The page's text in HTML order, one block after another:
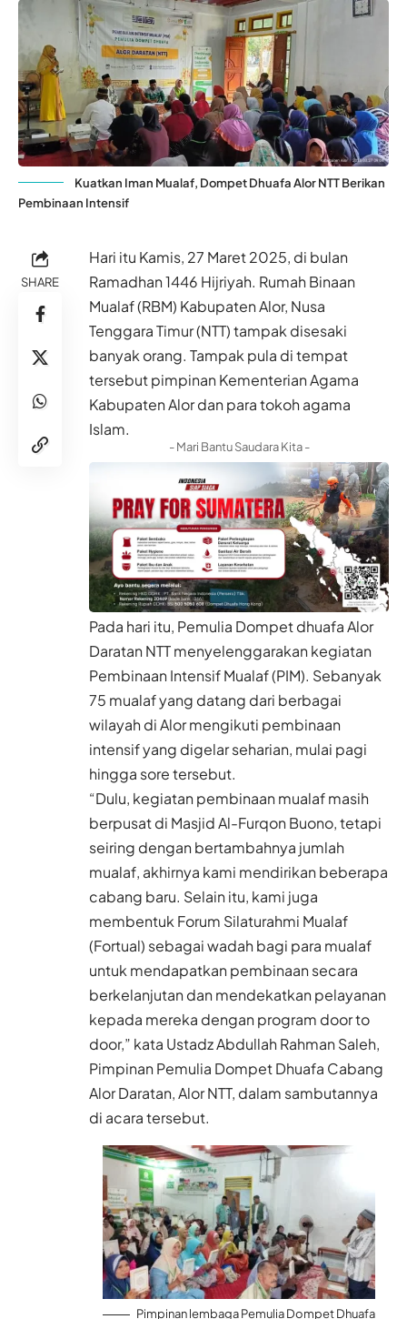
Kuatkan Iman Mualaf, Dompet Dhuafa Alor NTT Berikan
Pembinaan Intensif
SHARE
Hari itu Kamis, 27 Maret 2025, di bulan
Ramadhan 1446 Hijriyah. Rumah Binaan
Mualaf (RBM) Kabupaten Alor, Nusa
Tenggara Timur (NTT) tampak disesaki
banyak orang. Tampak pula di tempat
tersebut pimpinan Kementerian Agama
Kabupaten Alor dan para tokoh agama
Islam.
- Mari Bantu Saudara Kita -
Pada hari itu, Pemulia Dompet dhuafa Alor
Daratan NTT menyelenggarakan kegiatan
Pembinaan Intensif Mualaf (PIM). Sebanyak
75 mualaf yang datang dari berbagai
wilayah di Alor mengikuti pembinaan
intensif yang digelar seharian, mulai pagi
hingga sore tersebut.
“Dulu, kegiatan pembinaan mualaf masih
berpusat di Masjid Al-Furqon Buono, tetapi
seiring dengan bertambahnya jumlah
mualaf, akhirnya kami mendirikan beberapa
cabang baru. Selain itu, kami juga
membentuk Forum Silaturahmi Mualaf
(Fortual) sebagai wadah bagi para mualaf
untuk mendapatkan pembinaan secara
berkelanjutan dan mendekatkan pelayanan
kepada mereka dengan program door to
door,” kata Ustadz Abdullah Rahman Saleh,
Pimpinan Pemulia Dompet Dhuafa Cabang
Alor Daratan, Alor NTT, dalam sambutannya
di acara tersebut.
Pimpinan lembaga Pemulia Dompet Dhuafa